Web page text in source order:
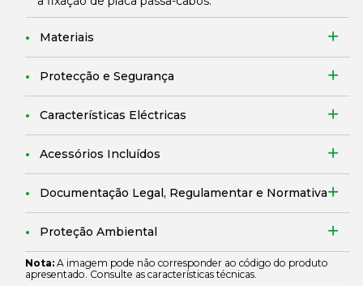
Materiais
Protecção e Segurança
Características Eléctricas
Acessórios Incluídos
Documentação Legal, Regulamentar e Normativa
Proteção Ambiental
Nota: A imagem pode não corresponder ao código do produto
apresentado. Consulte as características técnicas.